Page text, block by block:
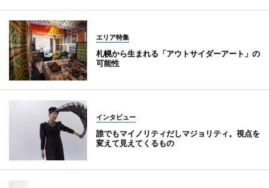
エリア特集
札幌から生まれる「アウトサイダーアート」の
可能性
インタビュー
誰でもマイノリティだしマジョリティ。視点を
変えて見えてくるもの